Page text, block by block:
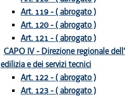
Art. 119 - ( abrogato )
Art. 120 - ( abrogato )
Art. 121 - ( abrogato )
CAPO IV - Direzione regionale dell'
edilizia e dei servizi tecnici
Art. 122 - ( abrogato )
Art. 123 - ( abrogato )